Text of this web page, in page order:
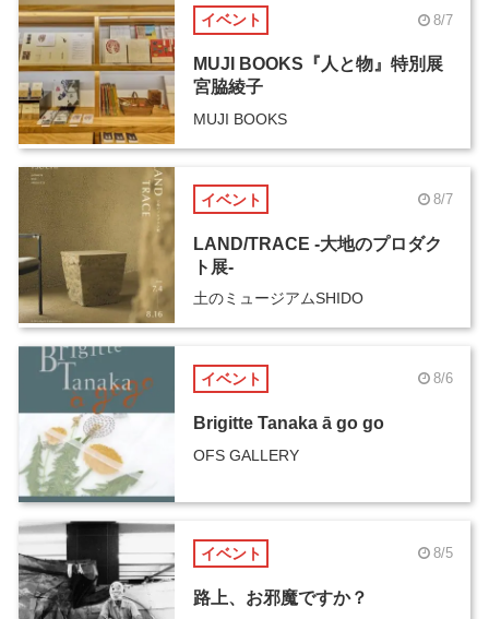
イベント 8/7
MUJI BOOKS『人と物』特別展
宮脇綾子
MUJI BOOKS
イベント 8/7
LAND/TRACE -大地のプロダク
ト展-
土のミュージアムSHIDO
イベント 8/6
Brigitte Tanaka ā go go
OFS GALLERY
イベント 8/5
路上、お邪魔ですか？